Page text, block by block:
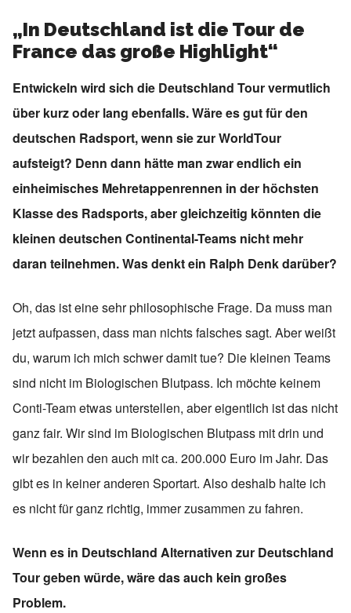
„In Deutschland ist die Tour de
France das große Highlight“
Entwickeln wird sich die Deutschland Tour vermutlich
über kurz oder lang ebenfalls. Wäre es gut für den
deutschen Radsport, wenn sie zur WorldTour
aufsteigt? Denn dann hätte man zwar endlich ein
einheimisches Mehretappenrennen in der höchsten
Klasse des Radsports, aber gleichzeitig könnten die
kleinen deutschen Continental-Teams nicht mehr
daran teilnehmen. Was denkt ein Ralph Denk darüber?
Oh, das ist eine sehr philosophische Frage. Da muss man
jetzt aufpassen, dass man nichts falsches sagt. Aber weißt
du, warum ich mich schwer damit tue? Die kleinen Teams
sind nicht im Biologischen Blutpass. Ich möchte keinem
Conti-Team etwas unterstellen, aber eigentlich ist das nicht
ganz fair. Wir sind im Biologischen Blutpass mit drin und
wir bezahlen den auch mit ca. 200.000 Euro im Jahr. Das
gibt es in keiner anderen Sportart. Also deshalb halte ich
es nicht für ganz richtig, immer zusammen zu fahren.
Wenn es in Deutschland Alternativen zur Deutschland
Tour geben würde, wäre das auch kein großes
Problem.